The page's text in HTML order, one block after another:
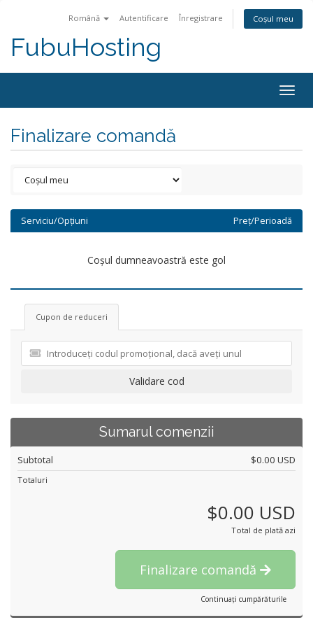
Română Autentificare Înregistrare Coșul meu
FubuHosting
Finalizare comandă
Serviciu/Opțiuni Preț/Perioadă
Coșul dumneavoastră este gol
Cupon de reduceri
Validare cod
Sumarul comenzii
Subtotal $0.00 USD
Totaluri
$0.00 USD
Total de plată azi
Finalizare comandă
Continuați cumpărăturile